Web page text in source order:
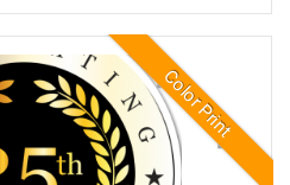
Color Print